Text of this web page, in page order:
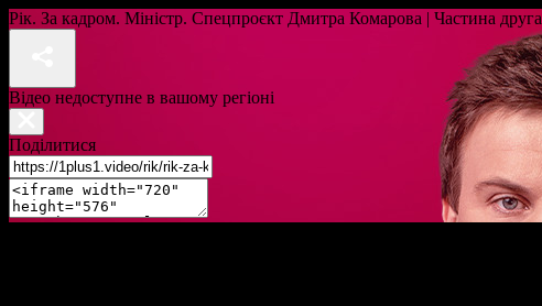
Рік. За кадром. Міністр. Спецпроєкт Дмитра Комарова | Частина друга
Відео недоступне в вашому регіоні
Поділитися